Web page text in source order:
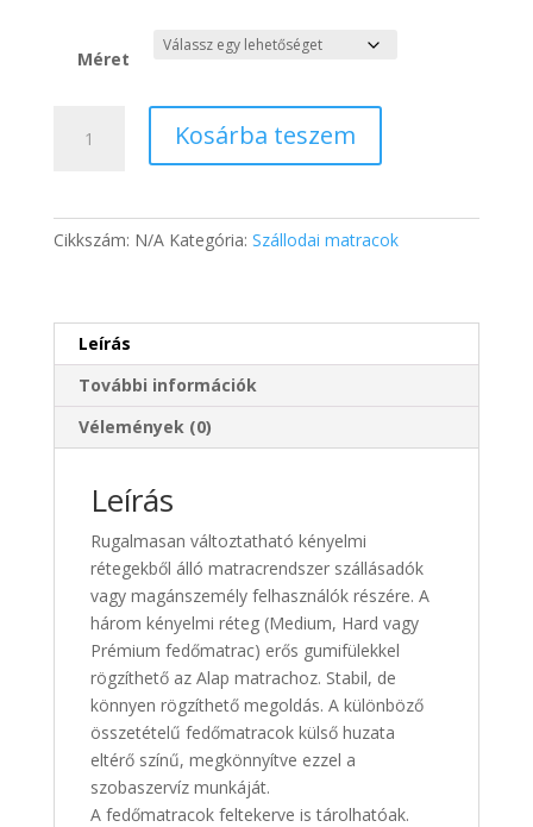
500 Ft
Méret
Kosárba teszem
Cikkszám: N/A Kategória: Szállodai matracok
Leírás
További információk
Vélemények (0)
Leírás
Rugalmasan változtatható kényelmi
rétegekből álló matracrendszer szállásadók
vagy magánszemély felhasználók részére. A
három kényelmi réteg (Medium, Hard vagy
Prémium fedőmatrac) erős gumifülekkel
rögzíthető az Alap matrachoz. Stabil, de
könnyen rögzíthető megoldás. A különböző
összetételű fedőmatracok külső huzata
eltérő színű, megkönnyítve ezzel a
szobaszervíz munkáját.
A fedőmatracok feltekerve is tárolhatóak.